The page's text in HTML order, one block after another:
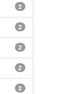
2
2
2
2
2